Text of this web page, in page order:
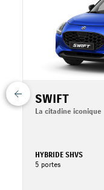
SWIFT
La citadine iconique
HYBRIDE SHVS
5 portes